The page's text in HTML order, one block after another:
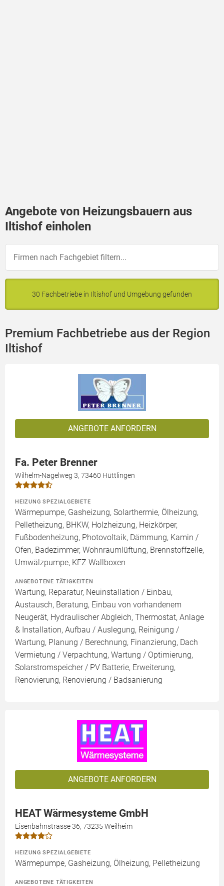
Angebote von Heizungsbauern aus
Iltishof einholen
30 Fachbetriebe in Iltishof und Umgebung gefunden
Premium Fachbetriebe aus der Region
Iltishof
ANGEBOTE ANFORDERN
Fa. Peter Brenner
Wilhelm-Nagelweg 3, 73460 Hüttlingen
HEIZUNG SPEZIALGEBIETE
Wärmepumpe, Gasheizung, Solarthermie, Ölheizung,
Pelletheizung, BHKW, Holzheizung, Heizkörper,
Fußbodenheizung, Photovoltaik, Dämmung, Kamin /
Ofen, Badezimmer, Wohnraumlüftung, Brennstoffzelle,
Umwälzpumpe, KFZ Wallboxen
ANGEBOTENE TÄTIGKEITEN
Wartung, Reparatur, Neuinstallation / Einbau,
Austausch, Beratung, Einbau von vorhandenem
Neugerät, Hydraulischer Abgleich, Thermostat, Anlage
& Installation, Aufbau / Auslegung, Reinigung /
Wartung, Planung / Berechnung, Finanzierung, Dach
Vermietung / Verpachtung, Wartung / Optimierung,
Solarstromspeicher / PV Batterie, Erweiterung,
Renovierung, Renovierung / Badsanierung
ANGEBOTE ANFORDERN
HEAT Wärmesysteme GmbH
Eisenbahnstrasse 36, 73235 Weilheim
HEIZUNG SPEZIALGEBIETE
Wärmepumpe, Gasheizung, Ölheizung, Pelletheizung
ANGEBOTENE TÄTIGKEITEN